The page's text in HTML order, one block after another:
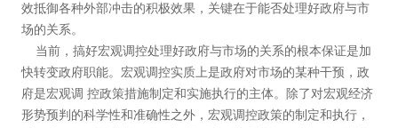
效抵御各种外部冲击的积极效果，关键在于能否处理好政府与市
场的关系。
当前，搞好宏观调控处理好政府与市场的关系的根本保证是加
快转变政府职能。宏观调控实质上是政府对市场的某种干预，政
府是宏观调 控政策措施制定和实施执行的主体。除了对宏观经济
形势预判的科学性和准确性之外，宏观调控政策的制定和执行，